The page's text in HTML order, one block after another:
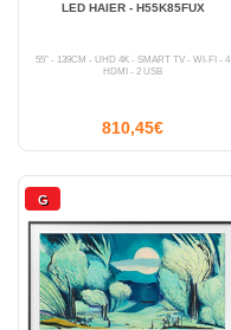
LED HAIER - H55K85FUX
55" - 139CM - UHD 4K - SMART TV - WI-FI - 4
HDMI - 2 USB
810,45€
G